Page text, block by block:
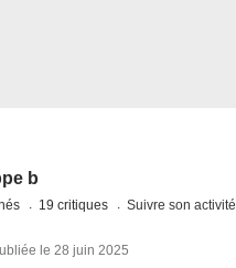
b
19 critiques Suivre son activité
le 28 juin 2025